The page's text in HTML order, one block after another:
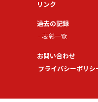
リンク
過去の記録
表彰一覧
お問い合わせ
プライバシーポリシ